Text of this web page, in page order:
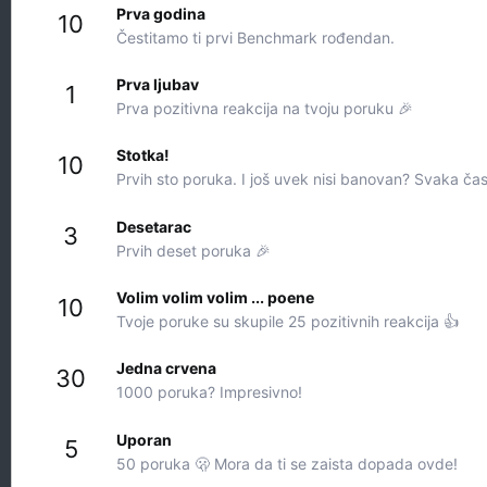
10
Prva godina
Čestitamo ti prvi Benchmark rođendan.
1
Prva ljubav
Prva pozitivna reakcija na tvoju poruku 🎉
10
Stotka!
Prvih sto poruka. I još uvek nisi banovan? Svaka
3
Desetarac
Prvih deset poruka 🎉
10
Volim volim volim ... poene
Tvoje poruke su skupile 25 pozitivnih reakcija 👍
30
Jedna crvena
1000 poruka? Impresivno!
5
Uporan
50 poruka 🫢 Mora da ti se zaista dopada ovde!